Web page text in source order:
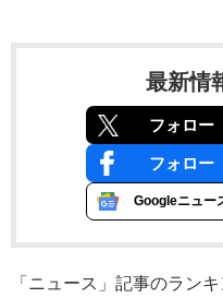
最新情
フォロー
フォロー
Googleニュー
「ニュース」記事のラン